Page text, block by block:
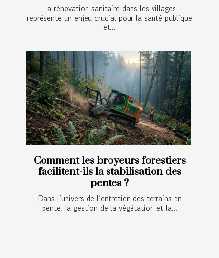
La rénovation sanitaire dans les villages
représente un enjeu crucial pour la santé publique
et...
Comment les broyeurs forestiers
facilitent-ils la stabilisation des
pentes ?
Dans l’univers de l’entretien des terrains en
pente, la gestion de la végétation et la...